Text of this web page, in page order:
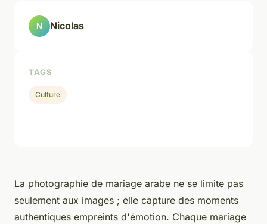
La photographie de mariage arabe ne se limite pas
seulement aux images ; elle capture des moments
authentiques empreints d'émotion. Chaque mariage
N Nicolas
TAGS
Culture